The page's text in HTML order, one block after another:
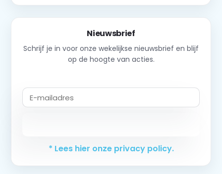
Nieuwsbrief
Schrijf je in voor onze wekelijkse nieuwsbrief en blijf
op de hoogte van acties.
* Lees hier onze privacy policy.